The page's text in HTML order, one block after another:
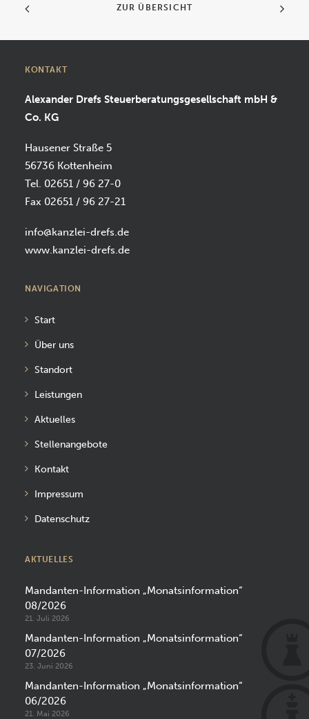
ZUR ÜBERSICHT
KONTAKT
Alexander Drefs Steuerberatungsgesellschaft mbH &
Co. KG
Hausener Straße 5
56736 Kottenheim
Tel. 02651 / 96 27-0
Fax 02651 / 96 27-21
info@kanzlei-drefs.de
www.kanzlei-drefs.de
NAVIGATION
Start
Über uns
Standort
Leistungen
Aktuelles
Stellenangebote
Kontakt
Impressum
Datenschutz
AKTUELLES
Mandanten-Information „Monatsinformation“
08/2026
21. Juli 2026
Mandanten-Information „Monatsinformation“
07/2026
23. Juni 2026
Mandanten-Information „Monatsinformation“
06/2026
21. Mai 2026